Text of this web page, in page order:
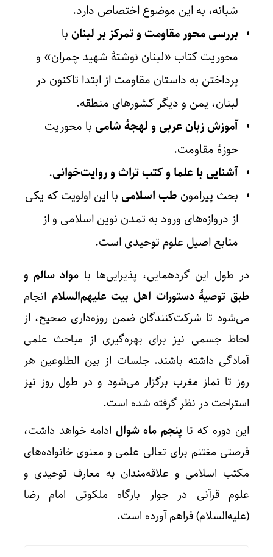
شبانه، به این موضوع اختصاص دارد.
بررسی محور مقاومت و تمرکز بر لبنانبا
محوریت کتاب «لبنان نوشتۀ شهید چمران» و
پرداختن به داستان مقاومت از ابتدا تاکنون در
لبنان، یمن و دیگر کشورهای منطقه.
آموزش زبان عربی و لهجۀ شامی با محوریت
حوزۀ مقاومت.
آشنایی با علما و کتب تراث و روایت‌خوانی.
بحث پیرامون طب اسلامی با این اولویت که یکی
از دروازه‌های ورود به تمدن نوین اسلامی و از
منابع اصیل علوم توحیدی است.
در طول این گردهمایی، پذیرایی‌ها با مواد سالم و
طبق توصیۀ دستورات اهل بیت علیهم‌السلام انجام
می‌شود تا شرکت‌کنندگان ضمن روزه‌داری صحیح، از
لحاظ جسمی نیز برای بهره‌گیری از مباحث علمی
آمادگی داشته باشند. جلسات از بین الطلوعین هر
روز تا نماز مغرب برگزار می‌شود و در طول روز نیز
استراحت در نظر گرفته شده است.
این دوره که تا پنجم ماه شوالادامه خواهد داشت،
فرصتی مغتنم برای تعالی علمی و معنوی خانواده‌های
مکتب اسلامی و علاقه‌مندان به معارف توحیدی و
علوم قرآنی در جوار بارگاه ملکوتی امام رضا
(علیه‌السلام) فراهم آورده است.